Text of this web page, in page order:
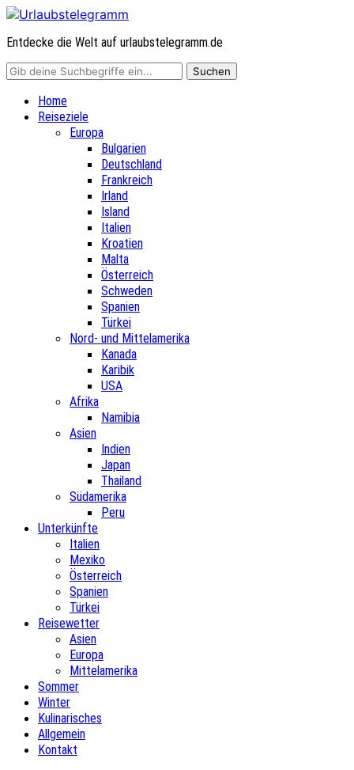
Entdecke die Welt auf urlaubstelegramm.de
Home
Reiseziele
Europa
Bulgarien
Deutschland
Frankreich
Irland
Island
Italien
Kroatien
Malta
Österreich
Schweden
Spanien
Türkei
Nord- und Mittelamerika
Kanada
Karibik
USA
Afrika
Namibia
Asien
Indien
Japan
Thailand
Südamerika
Peru
Unterkünfte
Italien
Mexiko
Österreich
Spanien
Türkei
Reisewetter
Asien
Europa
Mittelamerika
Sommer
Winter
Kulinarisches
Allgemein
Kontakt